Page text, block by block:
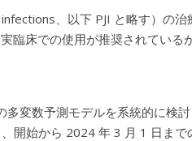
、以下 PJI と略す）の
臨床での使用が推奨されている
多変数予測モデルを系統的に検
開始から 2024 年 3 月 1 日ま